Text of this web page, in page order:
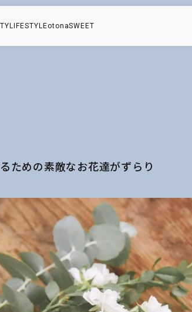
LIFESTYLEotonaSWEET
ための素敵なお花達がずらり